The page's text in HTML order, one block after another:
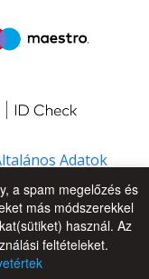
Adatok
UP
a spam megelőzés és
más módszerekkel
használ. Az
feltételeket.